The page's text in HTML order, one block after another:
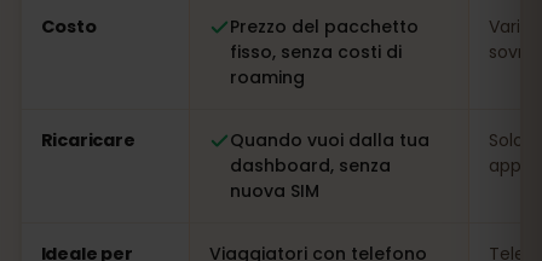
Costo
Prezzo del pacchetto
fisso, senza costi di
roaming
Ricaricare
Quando vuoi dalla tua
dashboard, senza
nuova SIM
Solo
app
Ideale per Viaggiatori con telefono